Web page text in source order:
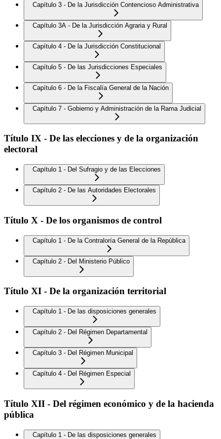
Capítulo 3 - De la Jurisdicción Contencioso Administrativa
Capítulo 3A - De la Jurisdicción Agraria y Rural
Capítulo 4 - De la Jurisdicción Constitucional
Capítulo 5 - De las Jurisdicciones Especiales
Capítulo 6 - De la Fiscalía General de la Nación
Capítulo 7 - Gobierno y Administración de la Rama Judicial
Título IX - De las elecciones y de la organización
electoral
Capítulo 1 - Del Sufragio y de las Elecciones
Capítulo 2 - De las Autoridades Electorales
Título X - De los organismos de control
Capítulo 1 - De la Contraloría General de la República
Capítulo 2 - Del Ministerio Público
Título XI - De la organización territorial
Capítulo 1 - De las disposiciones generales
Capítulo 2 - Del Régimen Departamental
Capítulo 3 - Del Régimen Municipal
Capítulo 4 - Del Régimen Especial
Título XII - Del régimen económico y de la hacienda
pública
Capítulo 1 - De las disposiciones generales